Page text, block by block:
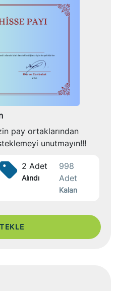
pay ortaklarından
unutmayın!!!
2 Adet
Alındı
998
Adet
Kalan